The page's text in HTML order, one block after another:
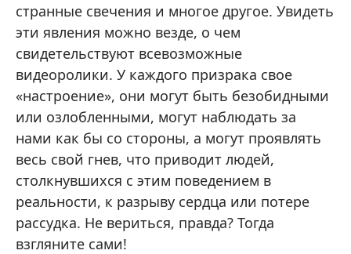
странные свечения и многое другое. Увидеть
эти явления можно везде, о чем
свидетельствуют всевозможные
видеоролики. У каждого призрака свое
«настроение», они могут быть безобидными
или озлобленными, могут наблюдать за
нами как бы со стороны, а могут проявлять
весь свой гнев, что приводит людей,
столкнувшихся с этим поведением в
реальности, к разрыву сердца или потере
рассудка. Не вериться, правда? Тогда
взгляните сами!